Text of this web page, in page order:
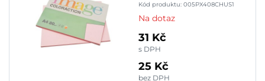
Kód produktu: 005PX408CHUS1
Na dotaz
31 Kč
s DPH
25 Kč
bez DPH